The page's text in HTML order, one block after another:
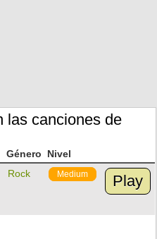
las canciones de
Género
Nivel
Rock Medium Play